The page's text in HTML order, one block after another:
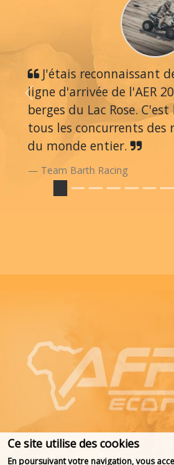
J'étais reconnaissant
ligne d'arrivée de l'AER
berges du Lac Rose.
tous les concurrents des
du monde entier.
Team Barth Racing
Previous
Ce site utilise des cookies
En poursuivant votre navigation, vous